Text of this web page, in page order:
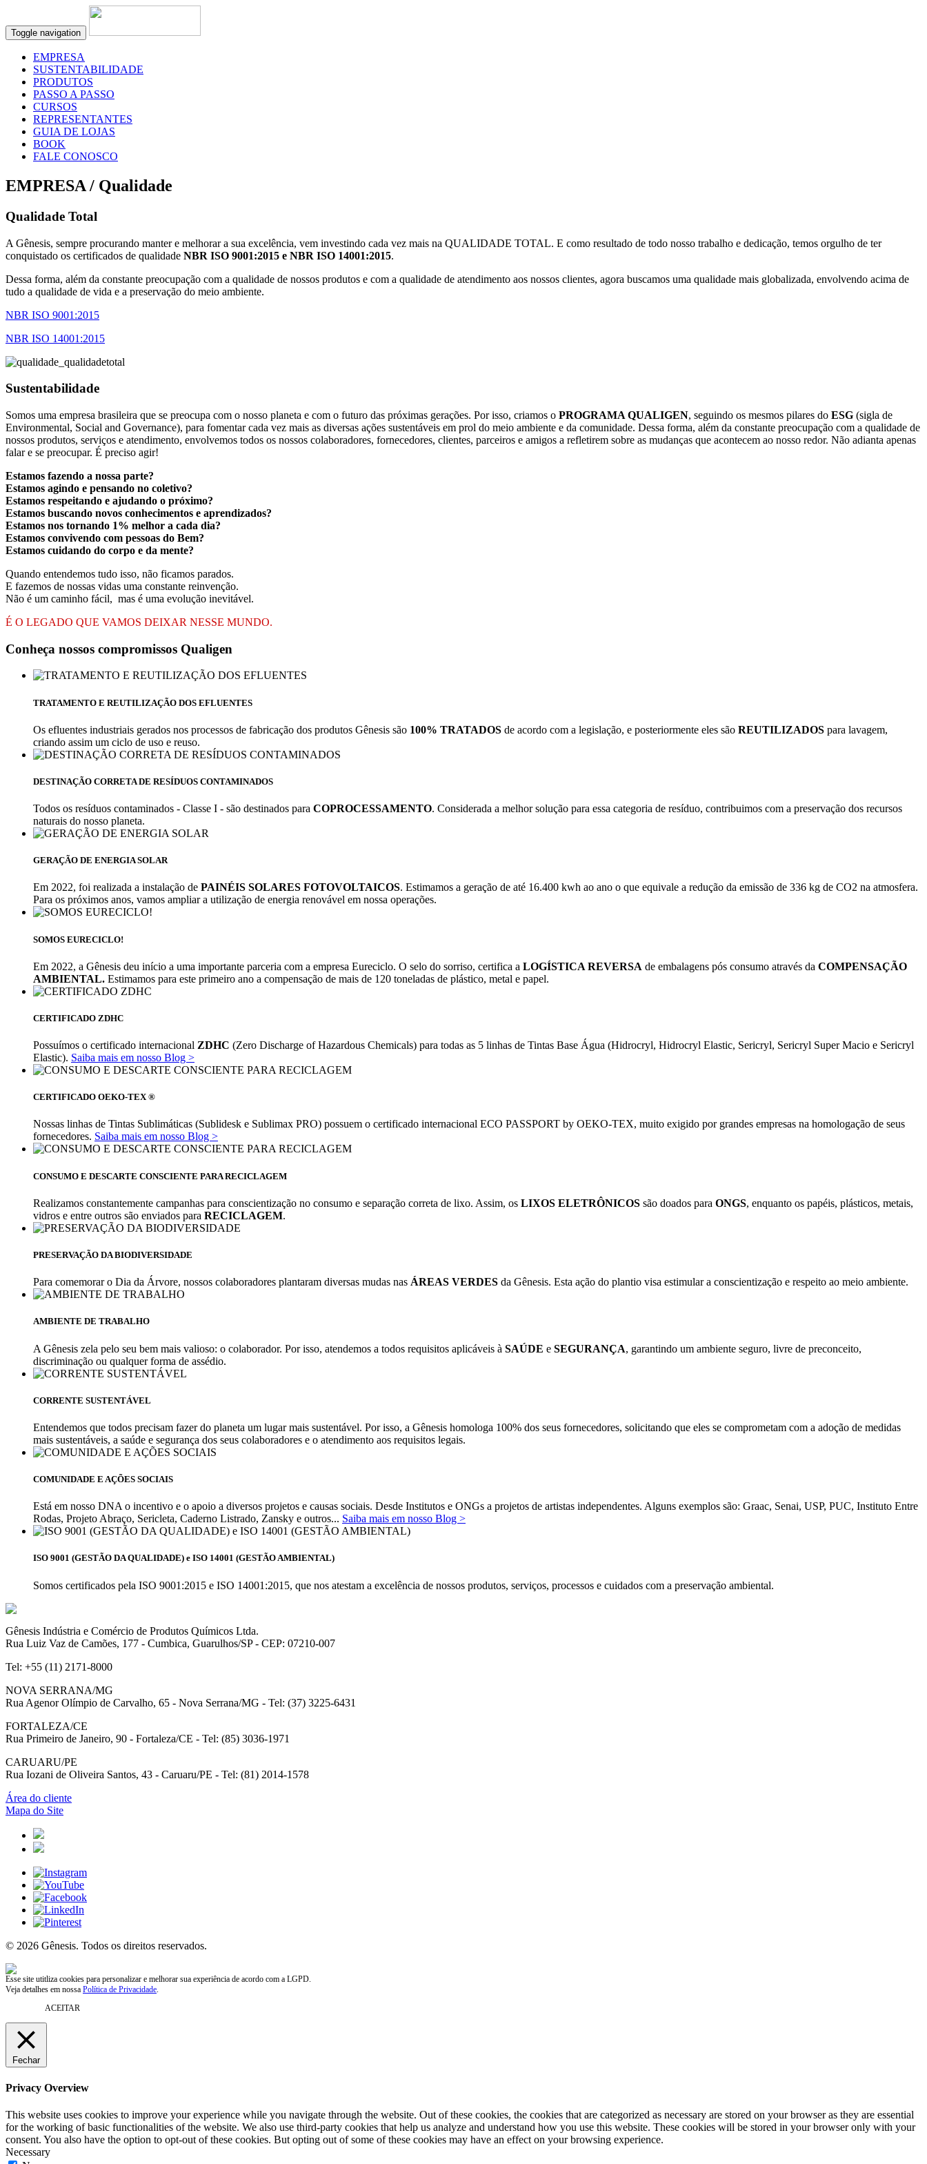
Toggle navigation
EMPRESA
SUSTENTABILIDADE
PRODUTOS
PASSO A PASSO
CURSOS
REPRESENTANTES
GUIA DE LOJAS
BOOK
FALE CONOSCO
EMPRESA / Qualidade
Qualidade Total
A Gênesis, sempre procurando manter e melhorar a sua excelência, vem investindo cada vez mais na QUALIDADE TOTAL. E como resultado de todo nosso trabalho e dedicação, temos orgulho de ter
conquistado os certificados de qualidade NBR ISO 9001:2015 e NBR ISO 14001:2015.
Dessa forma, além da constante preocupação com a qualidade de nossos produtos e com a qualidade de atendimento aos nossos clientes, agora buscamos uma qualidade mais globalizada, envolvendo acima de
tudo a qualidade de vida e a preservação do meio ambiente.
NBR ISO 9001:2015
NBR ISO 14001:2015
Sustentabilidade
Somos uma empresa brasileira que se preocupa com o nosso planeta e com o futuro das próximas gerações. Por isso, criamos o PROGRAMA QUALIGEN, seguindo os mesmos pilares do ESG (sigla de
Environmental, Social and Governance), para fomentar cada vez mais as diversas ações sustentáveis em prol do meio ambiente e da comunidade. Dessa forma, além da constante preocupação com a qualidade de
nossos produtos, serviços e atendimento, envolvemos todos os nossos colaboradores, fornecedores, clientes, parceiros e amigos a refletirem sobre as mudanças que acontecem ao nosso redor. Não adianta apenas
falar e se preocupar. É preciso agir!
Estamos fazendo a nossa parte?
Estamos agindo e pensando no coletivo?
Estamos respeitando e ajudando o próximo?
Estamos buscando novos conhecimentos e aprendizados?
Estamos nos tornando 1% melhor a cada dia?
Estamos convivendo com pessoas do Bem?
Estamos cuidando do corpo e da mente?
Quando entendemos tudo isso, não ficamos parados.
E fazemos de nossas vidas uma constante reinvenção.
Não é um caminho fácil, mas é uma evolução inevitável.
É O LEGADO QUE VAMOS DEIXAR NESSE MUNDO.
Conheça nossos compromissos Qualigen
TRATAMENTO E REUTILIZAÇÃO DOS EFLUENTES
Os efluentes industriais gerados nos processos de fabricação dos produtos Gênesis são 100% TRATADOS de acordo com a legislação, e posteriormente eles são REUTILIZADOS para lavagem,
criando assim um ciclo de uso e reuso.
DESTINAÇÃO CORRETA DE RESÍDUOS CONTAMINADOS
Todos os resíduos contaminados - Classe I - são destinados para COPROCESSAMENTO. Considerada a melhor solução para essa categoria de resíduo, contribuimos com a preservação dos recursos
naturais do nosso planeta.
GERAÇÃO DE ENERGIA SOLAR
Em 2022, foi realizada a instalação de PAINÉIS SOLARES FOTOVOLTAICOS. Estimamos a geração de até 16.400 kwh ao ano o que equivale a redução da emissão de 336 kg de CO2 na atmosfera.
Para os próximos anos, vamos ampliar a utilização de energia renovável em nossa operações.
SOMOS EURECICLO!
Em 2022, a Gênesis deu início a uma importante parceria com a empresa Eureciclo. O selo do sorriso, certifica a LOGÍSTICA REVERSA de embalagens pós consumo através da COMPENSAÇÃO
AMBIENTAL. Estimamos para este primeiro ano a compensação de mais de 120 toneladas de plástico, metal e papel.
CERTIFICADO ZDHC
Possuímos o certificado internacional ZDHC (Zero Discharge of Hazardous Chemicals) para todas as 5 linhas de Tintas Base Água (Hidrocryl, Hidrocryl Elastic, Sericryl, Sericryl Super Macio e Sericryl
Elastic). Saiba mais em nosso Blog >
CERTIFICADO OEKO-TEX ®
Nossas linhas de Tintas Sublimáticas (Sublidesk e Sublimax PRO) possuem o certificado internacional ECO PASSPORT by OEKO-TEX, muito exigido por grandes empresas na homologação de seus
fornecedores. Saiba mais em nosso Blog >
CONSUMO E DESCARTE CONSCIENTE PARA RECICLAGEM
Realizamos constantemente campanhas para conscientização no consumo e separação correta de lixo. Assim, os LIXOS ELETRÔNICOS são doados para ONGS, enquanto os papéis, plásticos, metais,
vidros e entre outros são enviados para RECICLAGEM.
PRESERVAÇÃO DA BIODIVERSIDADE
Para comemorar o Dia da Árvore, nossos colaboradores plantaram diversas mudas nas ÁREAS VERDES da Gênesis. Esta ação do plantio visa estimular a conscientização e respeito ao meio ambiente.
AMBIENTE DE TRABALHO
A Gênesis zela pelo seu bem mais valioso: o colaborador. Por isso, atendemos a todos requisitos aplicáveis à SAÚDE e SEGURANÇA, garantindo um ambiente seguro, livre de preconceito,
discriminação ou qualquer forma de assédio.
CORRENTE SUSTENTÁVEL
Entendemos que todos precisam fazer do planeta um lugar mais sustentável. Por isso, a Gênesis homologa 100% dos seus fornecedores, solicitando que eles se comprometam com a adoção de medidas
mais sustentáveis, a saúde e segurança dos seus colaboradores e o atendimento aos requisitos legais.
COMUNIDADE E AÇÕES SOCIAIS
Está em nosso DNA o incentivo e o apoio a diversos projetos e causas sociais. Desde Institutos e ONGs a projetos de artistas independentes. Alguns exemplos são: Graac, Senai, USP, PUC, Instituto Entre
Rodas, Projeto Abraço, Sericleta, Caderno Listrado, Zansky e outros... Saiba mais em nosso Blog >
ISO 9001 (GESTÃO DA QUALIDADE) e ISO 14001 (GESTÃO AMBIENTAL)
Somos certificados pela ISO 9001:2015 e ISO 14001:2015, que nos atestam a excelência de nossos produtos, serviços, processos e cuidados com a preservação ambiental.
Gênesis Indústria e Comércio de Produtos Químicos Ltda.
Rua Luiz Vaz de Camões, 177 - Cumbica, Guarulhos/SP - CEP: 07210-007
Tel: +55 (11) 2171-8000
NOVA SERRANA/MG
Rua Agenor Olímpio de Carvalho, 65 - Nova Serrana/MG - Tel: (37) 3225-6431
FORTALEZA/CE
Rua Primeiro de Janeiro, 90 - Fortaleza/CE - Tel: (85) 3036-1971
CARUARU/PE
Rua Iozani de Oliveira Santos, 43 - Caruaru/PE - Tel: (81) 2014-1578
Área do cliente
Mapa do Site
© 2026 Gênesis. Todos os direitos reservados.
Esse site utitliza cookies para personalizar e melhorar sua experiência de acordo com a LGPD.
Veja detalhes em nossa Política de Privacidade
ACEITAR
Fechar
Privacy Overview
This website uses cookies to improve your experience while you navigate through the website. Out of these cookies, the cookies that are categorized as necessary are stored on your browser as they are essential
for the working of basic functionalities of the website. We also use third-party cookies that help us analyze and understand how you use this website. These cookies will be stored in your browser only with your
consent. You also have the option to opt-out of these cookies. But opting out of some of these cookies may have an effect on your browsing experience.
Necessary